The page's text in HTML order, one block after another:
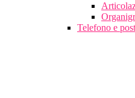
Telefono e